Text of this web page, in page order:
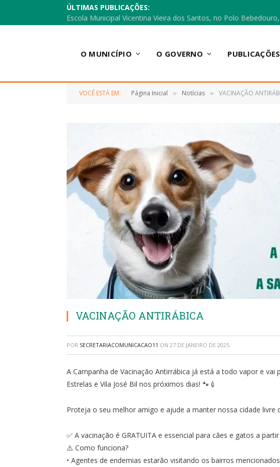
ÚLTIMAS PUBLICAÇÕES:
O MUNICÍPIO O GOVERNO PUBLICAÇÕES
VOCÊ ESTÁ EM: Página Inicial » Notícias » VACINAÇÃO
VACINAÇÃO ANTIRÁBICA
POR SECRETARIACOMUNICACAO11 ON 27 DE JANEIRO DE 2025
A Campanha de Vacinação Antirrábica já está a todo vapor e vai
Estrelas e Vila José Bil nos próximos dias! 🐾💉
Proteja o seu melhor amigo e ajude a manter nossa cidade livre
✅ A vacinação é GRATUITA e essencial para cães e gatos a
⚠️ Como funciona?
• Agentes de endemias estarão visitando os bairros